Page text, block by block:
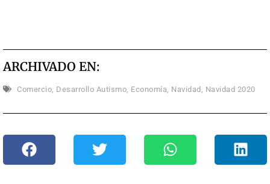
ARCHIVADO EN:
Comercio Desarrollo Autismo Economía Navidad Navidad 2020